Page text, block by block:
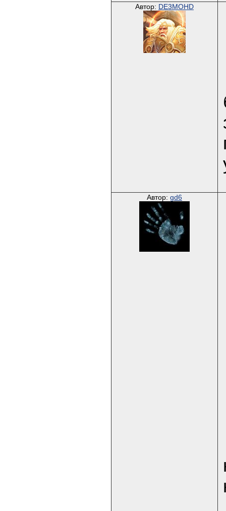
Автор: DE3MOHD
Автор: gd6